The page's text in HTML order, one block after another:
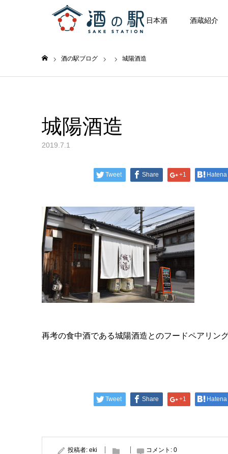
日本酒 酒蔵紹介
酒の駅ブログ 城陽酒造
城陽酒造
2019.7.1
Tweet Share +1 Hatena
再考の食中酒である城陽酒造とのフードペアリン
Tweet Share +1 Hatena
投稿者: eki コメント: 0